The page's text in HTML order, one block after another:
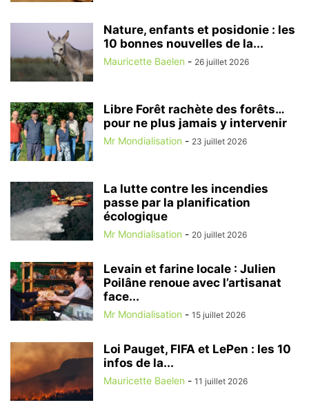
Nature, enfants et posidonie : les
10 bonnes nouvelles de la...
Mauricette Baelen - 26 juillet 2026
Libre Forêt rachète des forêts…
pour ne plus jamais y intervenir
Mr Mondialisation - 23 juillet 2026
La lutte contre les incendies
passe par la planification
écologique
Mr Mondialisation - 20 juillet 2026
Levain et farine locale : Julien
Poilâne renoue avec l’artisanat
face...
Mr Mondialisation - 15 juillet 2026
Loi Pauget, FIFA et LePen : les 10
infos de la...
Mauricette Baelen - 11 juillet 2026